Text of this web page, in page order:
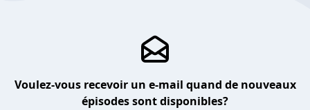
Voulez-vous recevoir un e-mail quand de nouveaux
épisodes sont disponibles?